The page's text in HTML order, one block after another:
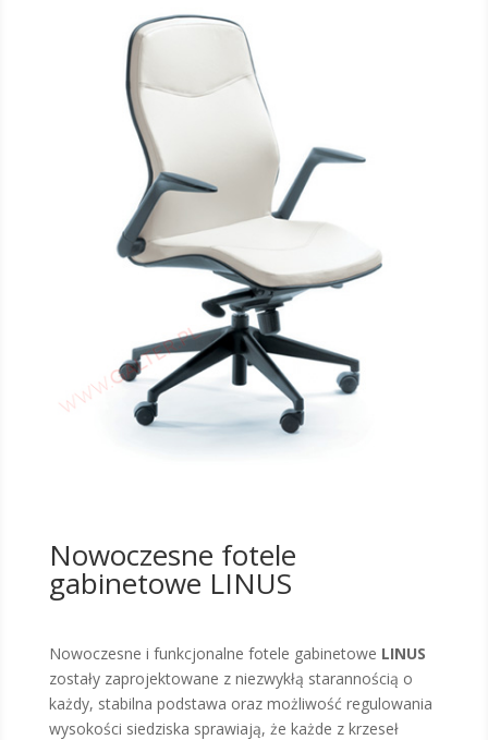
Nowoczesne fotele
gabinetowe LINUS
Nowoczesne i funkcjonalne fotele gabinetowe LINUS
zostały zaprojektowane z niezwykłą starannością o
każdy, stabilna podstawa oraz możliwość regulowania
wysokości siedziska sprawiają, że każde z krzeseł